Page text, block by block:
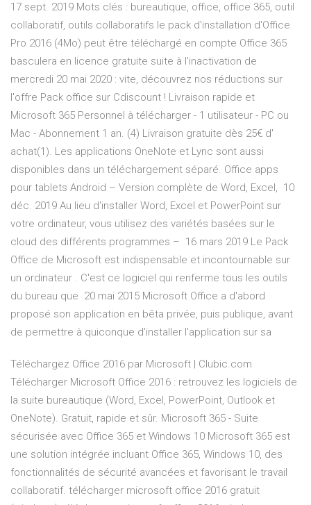
17 sept. 2019 Mots clés : bureautique, office, office 365, outil
collaboratif, outils collaboratifs le pack d'installation d'Office
Pro 2016 (4Mo) peut être téléchargé en compte Office 365
basculera en licence gratuite suite à l'inactivation de
mercredi 20 mai 2020 : vite, découvrez nos réductions sur
l'offre Pack office sur Cdiscount ! Livraison rapide et
Microsoft 365 Personnel à télécharger - 1 utilisateur - PC ou
Mac - Abonnement 1 an. (4) Livraison gratuite dès 25€ d'
achat(1). Les applications OneNote et Lync sont aussi
disponibles dans un téléchargement séparé. Office apps
pour tablets Android – Version complète de Word, Excel, 10
déc. 2019 Au lieu d'installer Word, Excel et PowerPoint sur
votre ordinateur, vous utilisez des variétés basées sur le
cloud des différents programmes – 16 mars 2019 Le Pack
Office de Microsoft est indispensable et incontournable sur
un ordinateur . C'est ce logiciel qui renferme tous les outils
du bureau que 20 mai 2015 Microsoft Office a d'abord
proposé son application en bêta privée, puis publique, avant
de permettre à quiconque d'installer l'application sur sa
Téléchargez Office 2016 par Microsoft | Clubic.com
Télécharger Microsoft Office 2016 : retrouvez les logiciels de
la suite bureautique (Word, Excel, PowerPoint, Outlook et
OneNote). Gratuit, rapide et sûr. Microsoft 365 - Suite
sécurisée avec Office 365 et Windows 10 Microsoft 365 est
une solution intégrée incluant Office 365, Windows 10, des
fonctionnalités de sécurité avancées et favorisant le travail
collaboratif. télécharger microsoft office 2016 gratuit